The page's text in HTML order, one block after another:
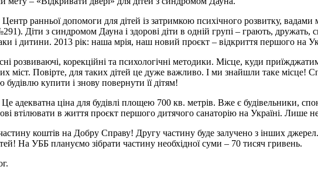
ранньої допомоги для дітей із затримкою психічного розвитку,
Діти з синдромом Дауна і здорові діти в одній групі – грають, дружать,
і дитини. 2013 рік: наша мрія, наш новий проєкт – відкриття першого на
розвиваючі, корекційні та психологічні методики. Місце, куди
міст. Повірте, для таких дітей це дуже важливо. І ми знайшли таке місце!
купити і знову повернути її дітям!
адекватна ціна для будівлі площею 700 кв. метрів. Вже є будівельники,
втілювати в життя проєкт першого дитячого санаторію на Україні. Лише
коштів на Добру Справу! Другу частину буде залучено з інших
На УББ плануємо зібрати частину необхідної суми – 70 тисяч гривень.